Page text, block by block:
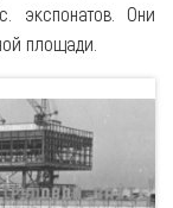
экспонатов. Они
площади.